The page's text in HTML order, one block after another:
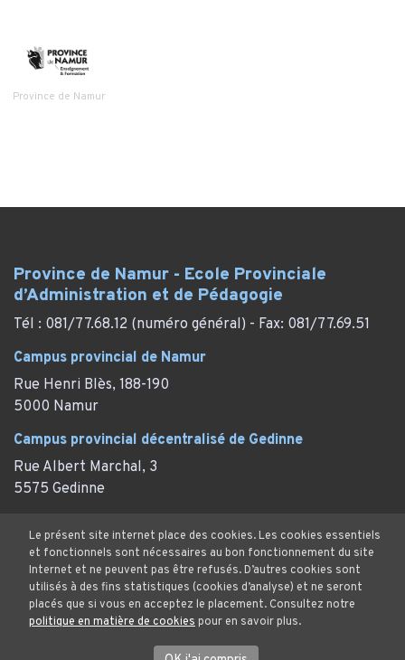
Province de Namur
Province de Namur - Ecole Provinciale
d’Administration et de Pédagogie
Tél : 081/77.68.12 (numéro général) - Fax: 081/77.69.51
Campus provincial de Namur
Rue Henri Blès, 188-190
5000 Namur
Campus provincial décentralisé de Gedinne
Rue Albert Marchal, 3
5575 Gedinne
Rue des Marronniers, 29
Thy-le-Château (Walcourt)
Mentions Légales
Le présent site internet place des cookies. Les cookies essentiels
et fonctionnels sont nécessaires au bon fonctionnement du site
Internet et ne peuvent pas être refusés. D’autres cookies sont
utilisés à des fins statistiques (cookies d’analyse) et ne seront
placés que si vous en acceptez le placement. Consultez notre
politique en matière de cookiespour en savoir plus.